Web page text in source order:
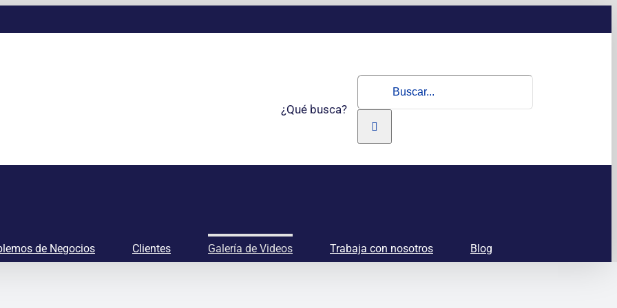
¿Qué busca?
Buscar:
de Negocios Clientes Galería de Videos Trabaja con nosotros Blog